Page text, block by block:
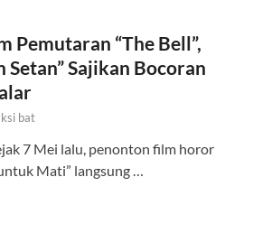
Pemutaran “The Bell”,
Setan” Sajikan Bocoran
bat
7 Mei lalu, penonton film horor
Mati” langsung …